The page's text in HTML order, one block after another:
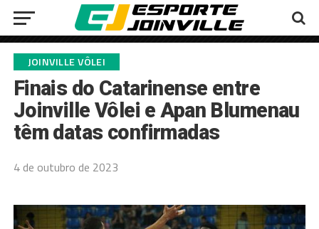
JOINVILLE VÔLEI
Finais do Catarinense entre
Joinville Vôlei e Apan Blumenau
têm datas confirmadas
4 de outubro de 2023